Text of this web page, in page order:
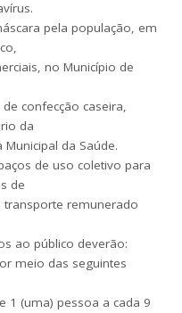
pela população, em
no Município de
confecção caseira,
da
da Saúde.
de uso coletivo para
de
transporte remunerado
ao público deverão:
meio das seguintes
1 (uma) pessoa a cada 9